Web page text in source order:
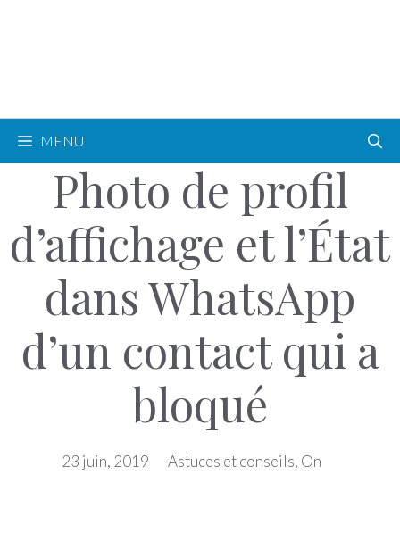
MENU
Photo de profil
d’affichage et l’État
dans WhatsApp
d’un contact qui a
bloqué
23 juin, 2019 Astuces et conseils, On